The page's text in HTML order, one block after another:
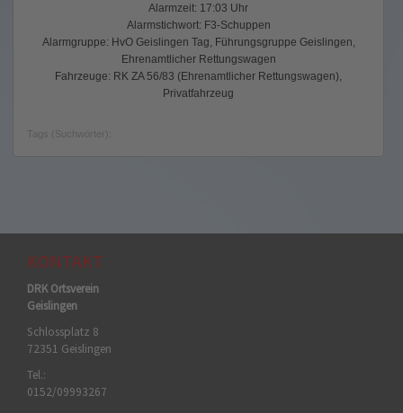
Alarmzeit: 17:03 Uhr
Alarmstichwort: F3-Schuppen
Alarmgruppe: HvO Geislingen Tag, Führungsgruppe Geislingen,
Ehrenamtlicher Rettungswagen
Fahrzeuge: RK ZA 56/83 (Ehrenamtlicher Rettungswagen),
Privatfahrzeug
Tags (Suchwörter):
KONTAKT
DRK Ortsverein
Geislingen
Schlossplatz 8
72351 Geislingen
Tel.:
0152/09993267